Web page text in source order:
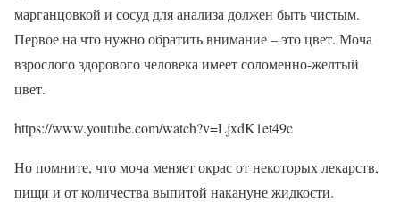
марганцовкой и сосуд для анализа должен быть чистым.
Первое на что нужно обратить внимание – это цвет. Моча
взрослого здорового человека имеет соломенно-желтый
цвет.
https://www.youtube.com/watch?v=LjxdK1et49c
Но помните, что моча меняет окрас от некоторых лекарств,
пищи и от количества выпитой накануне жидкости.